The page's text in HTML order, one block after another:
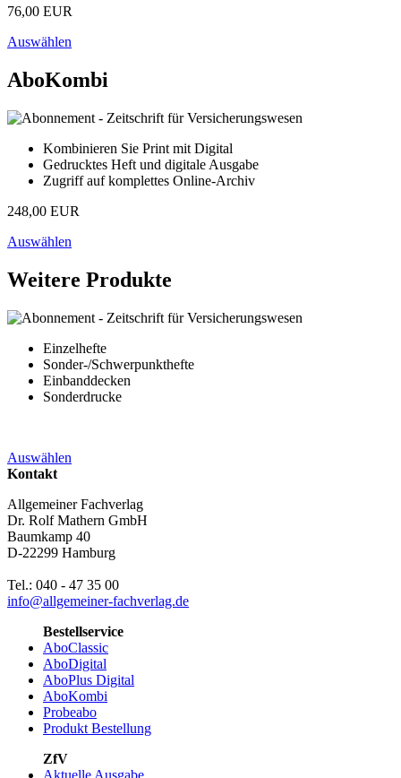
76,00 EUR
Auswählen
AboKombi
Kombinieren Sie Print mit Digital
Gedrucktes Heft und digitale Ausgabe
Zugriff auf komplettes Online-Archiv
248,00 EUR
Auswählen
Weitere Produkte
Einzelhefte
Sonder-/Schwerpunkthefte
Einbanddecken
Sonderdrucke
Auswählen
Kontakt
Allgemeiner Fachverlag
Dr. Rolf Mathern GmbH
Baumkamp 40
D-22299 Hamburg
Tel.: 040 - 47 35 00
info@allgemeiner-fachverlag.de
Bestellservice
AboClassic
AboDigital
AboPlus Digital
AboKombi
Probeabo
Produkt Bestellung
ZfV
Aktuelle Ausgabe